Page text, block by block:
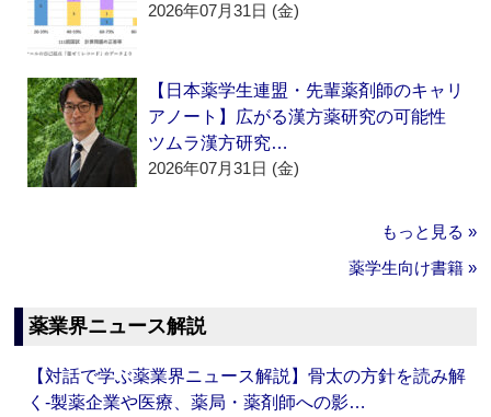
2026年07月31日 (金)
【日本薬学生連盟・先輩薬剤師のキャリ
アノート】広がる漢方薬研究の可能性
ツムラ漢方研究…
2026年07月31日 (金)
もっと見る »
薬学生向け書籍 »
薬業界ニュース解説
【対話で学ぶ薬業界ニュース解説】骨太の方針を読み解
く‐製薬企業や医療、薬局・薬剤師への影…